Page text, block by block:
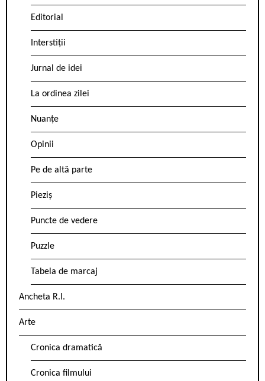
Editorial
Interstiții
Jurnal de idei
La ordinea zilei
Nuanțe
Opinii
Pe de altă parte
Pieziș
Puncte de vedere
Puzzle
Tabela de marcaj
Ancheta R.l.
Arte
Cronica dramatică
Cronica filmului